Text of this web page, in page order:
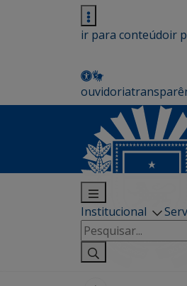
ir para conteúdoir
ouvidoria
Institucional
Pesquisar
por: